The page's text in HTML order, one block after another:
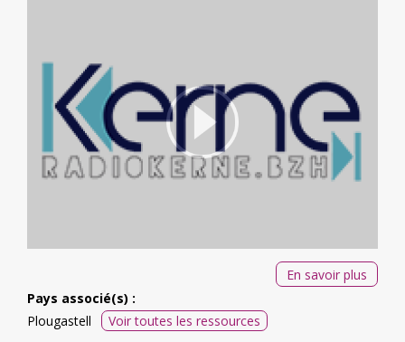
En savoir plus
Pays associé(s) :
Plougastell
Voir toutes les ressources